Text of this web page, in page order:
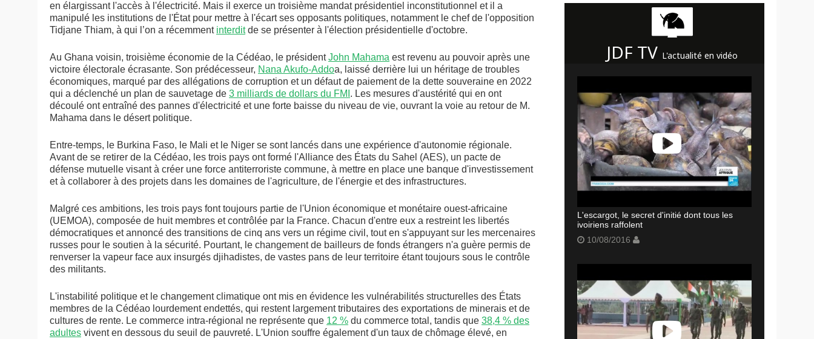
en élargissant l'accès à l'électricité. Mais il exerce un troisième mandat présidentiel inconstitutionnel et il a
manipulé les institutions de l'État pour mettre à l'écart ses opposants politiques, notamment le chef de l'opposition
Tidjane Thiam, à qui l’on a récemment interditde se présenter à l'élection présidentielle d'octobre.
Au Ghana voisin, troisième économie de la Cédéao, le présidentJohn Mahama est revenu au pouvoir après une
victoire électorale écrasante. Son prédécesseur, Nana Akufo-Addoa, laissé derrière lui un héritage de troubles
économiques, marqué par des allégations de corruption et un défaut de paiement de la dette souveraine en 2022
qui a déclenché un plan de sauvetage de 3 milliards de dollars du FMI . Les mesures d'austérité qui en ont
découlé ont entraîné des pannes d'électricité et une forte baisse du niveau de vie, ouvrant la voie au retour de M.
Mahama dans le désert politique.
Entre-temps, le Burkina Faso, le Mali et le Niger se sont lancés dans une expérience d'autonomie régionale.
Avant de se retirer de la Cédéao, les trois pays ont formé l'Alliance des États du Sahel (AES), un pacte de
défense mutuelle visant à créer une force antiterroriste commune, à mettre en place une banque d'investissement
et à collaborer à des projets dans les domaines de l'agriculture, de l'énergie et des infrastructures.
Malgré ces ambitions, les trois pays font toujours partie de l'Union économique et monétaire ouest-africaine
(UEMOA), composée de huit membres et contrôlée par la France. Chacun d'entre eux a restreint les libertés
démocratiques et annoncé des transitions de cinq ans vers un régime civil, tout en s'appuyant sur les mercenaires
russes pour le soutien à la sécurité. Pourtant, le changement de bailleurs de fonds étrangers n'a guère permis de
renverser la vapeur face aux insurgés djihadistes, de vastes pans de leur territoire étant toujours sous le contrôle
des militants.
L'instabilité politique et le changement climatique ont mis en évidence les vulnérabilités structurelles des États
membres de la Cédéao lourdement endettés, qui restent largement tributaires des exportations de minerais et de
cultures de rente. Le commerce intra-régional ne représente que 12 % du commerce total, tandis que 38,4 % des
adultes vivent en dessous du seuil de pauvreté. L'Union souffre également d'un taux de chômage élevé, en
JDF TV L'actualité en vidéo
L'escargot, le secret d'initié dont tous les
ivoiriens raffolent
10/08/2016